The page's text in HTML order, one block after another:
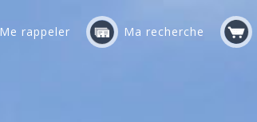
Me rappeler Ma recherche